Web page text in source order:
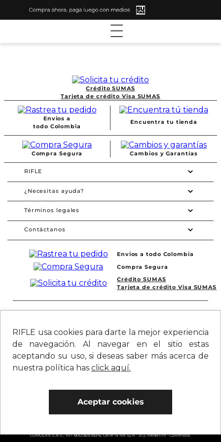
RIFLE usa cookies para darte la mejor experiencia
de navegación. Al navegar en el sitio estas
aceptando su uso, si deseas saber más acerca de
nuestra política has click aquí.
Aceptar cookies
Crédito SUMAS
Tarjeta de crédito Visa SUMAS
Envios a
todo Colombia
Encuentra tu tienda
Compra Segura Cambios y Garantías
RIFLE
¿Necesitas ayuda?
Términos legales
Contáctanos
Envios a todo Colombia
Compra Segura
Crédito SUMAS
Tarjeta de crédito Visa SUMAS
COMODIN S.A.S., NIT 800.069.933-6, Calle 14 No. 52 A - 372, Medellín - Colombia.